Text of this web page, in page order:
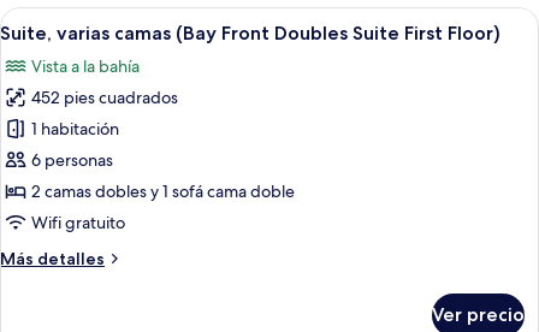
cama
King
Abrir
todas
las
fotos
de
Suite,
varias
camas
Front
Habitación con un gran ventanal
7
Suite, varias camas (Bay Front Doubles Suite First Floor)
Vista a la bahía
452 pies cuadrados
1 habitación
6 personas
2 camas dobles y 1 sofá cama doble
Wifi gratuito
Más detalles
Más
Ver precio